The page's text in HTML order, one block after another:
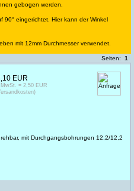
gebogen werden.
90° eingerichtet. Hier kann der Winkel
mit 12mm Durchmesser verwendet.
Seiten: 1
mit Durchgangsbohrungen 12,2/12,2
EUR
= 2,50 EUR